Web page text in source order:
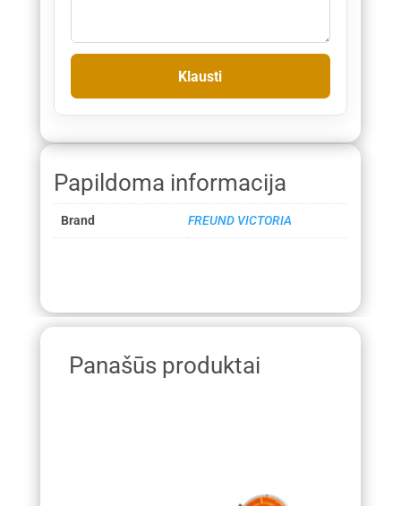
Papildoma informacija
Brand FREUND VICTORIA
Panašūs produktai